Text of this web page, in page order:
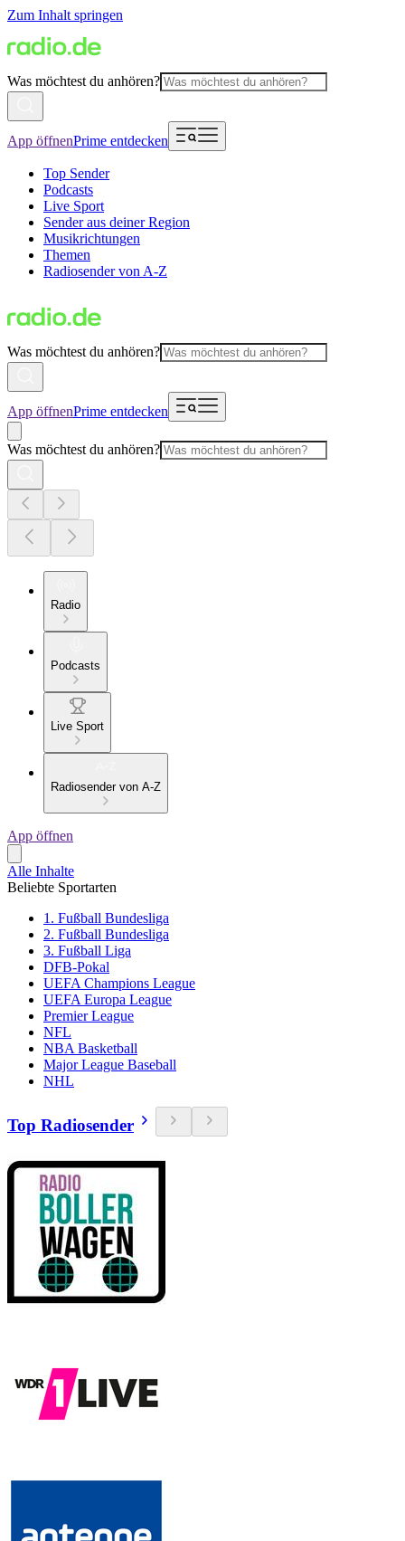
Zum Inhalt springen
Was möchtest du anhören?
App öffnenPrime entdecken
Top Sender
Podcasts
Live Sport
Sender aus deiner Region
Musikrichtungen
Themen
Radiosender von A-Z
Was möchtest du anhören?
App öffnenPrime entdecken
Was möchtest du anhören?
Radio
Podcasts
Live Sport
Radiosender von A-Z
App öffnen
Alle Inhalte
Beliebte Sportarten
1. Fußball Bundesliga
2. Fußball Bundesliga
3. Fußball Liga
DFB-Pokal
UEFA Champions League
UEFA Europa League
Premier League
NFL
NBA Basketball
Major League Baseball
NHL
Top Radiosender